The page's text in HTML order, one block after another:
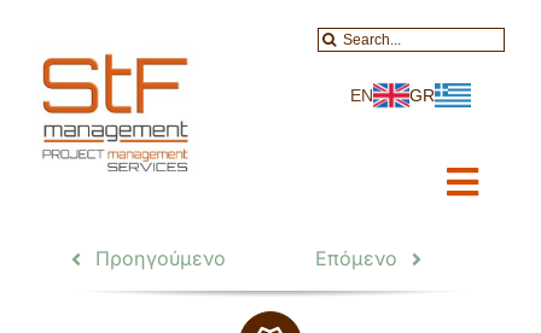
content
Search
EN GR
Αρχική
Εμείς & Υπηρεσίες
Προηγούμενο Επόμενο